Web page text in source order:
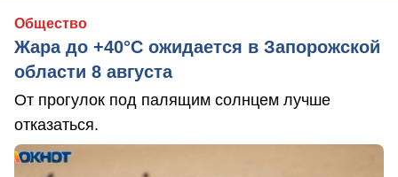
Общество
Жара до +40°С ожидается в Запорожской
области 8 августа
От прогулок под палящим солнцем лучше
отказаться.